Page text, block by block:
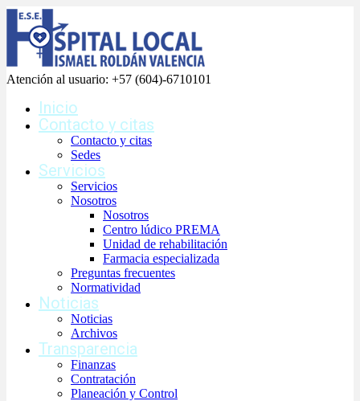
Atención al usuario: +57 (604)-6710101
Inicio
Contacto y citas
Contacto y citas
Sedes
Servicios
Servicios
Nosotros
Nosotros
Centro lúdico PREMA
Unidad de rehabilitación
Farmacia especializada
Preguntas frecuentes
Normatividad
Noticias
Noticias
Archivos
Transparencia
Finanzas
Contratación
Planeación y Control